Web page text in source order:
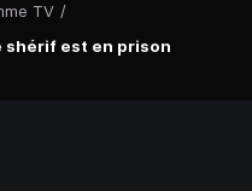
TV /
shérif est en prison